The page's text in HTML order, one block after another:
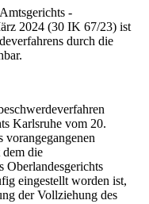
-
2024 (30 IK 67/23) ist
durch die
Karlsruhe vom 20.
vorangegangenen
die
Oberlandesgerichts
eingestellt worden ist,
der Vollziehung des